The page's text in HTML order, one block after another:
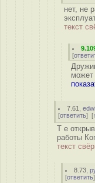
нет, не
текст
[
может
7.61 ,
[ответить] [↑
Т е
работы
текст
8.73 ,
[ответить]